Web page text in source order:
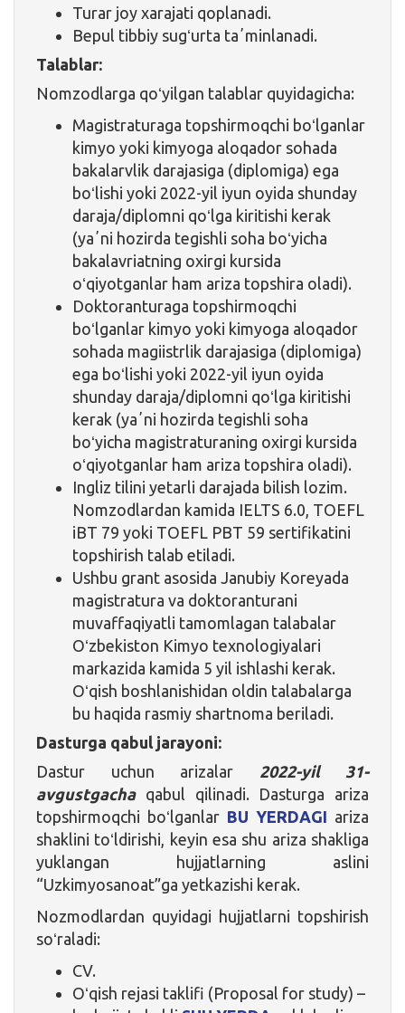
Turar joy xarajati qoplanadi.
Bepul tibbiy sugʻurta taʼminlanadi.
Talablar:
Nomzodlarga qoʻyilgan talablar quyidagicha:
Magistraturaga topshirmoqchi boʻlganlar
kimyo yoki kimyoga aloqador sohada
bakalarvlik darajasiga (diplomiga) ega
boʻlishi yoki 2022-yil iyun oyida shunday
daraja/diplomni qoʻlga kiritishi kerak
(yaʼni hozirda tegishli soha boʻyicha
bakalavriatning oxirgi kursida
oʻqiyotganlar ham ariza topshira oladi).
Doktoranturaga topshirmoqchi
boʻlganlar kimyo yoki kimyoga aloqador
sohada magiistrlik darajasiga (diplomiga)
ega boʻlishi yoki 2022-yil iyun oyida
shunday daraja/diplomni qoʻlga kiritishi
kerak (yaʼni hozirda tegishli soha
boʻyicha magistraturaning oxirgi kursida
oʻqiyotganlar ham ariza topshira oladi).
Ingliz tilini yetarli darajada bilish lozim.
Nomzodlardan kamida IELTS 6.0, TOEFL
iBT 79 yoki TOEFL PBT 59 sertifikatini
topshirish talab etiladi.
Ushbu grant asosida Janubiy Koreyada
magistratura va doktoranturani
muvaffaqiyatli tamomlagan talabalar
Oʻzbekiston Kimyo texnologiyalari
markazida kamida 5 yil ishlashi kerak.
Oʻqish boshlanishidan oldin talabalarga
bu haqida rasmiy shartnoma beriladi.
Dasturga qabul jarayoni:
Dastur uchun arizalar 2022-yil 31-
avgustgacha qabul qilinadi. Dasturga ariza
topshirmoqchi boʻlganlar BU YERDAGI ariza
shaklini toʻldirishi, keyin esa shu ariza shakliga
yuklangan hujjatlarning aslini
“Uzkimyosanoat”ga yetkazishi kerak.
Nozmodlardan quyidagi hujjatlarni topshirish
soʻraladi:
CV.
Oʻqish rejasi taklifi (Proposal for study) –